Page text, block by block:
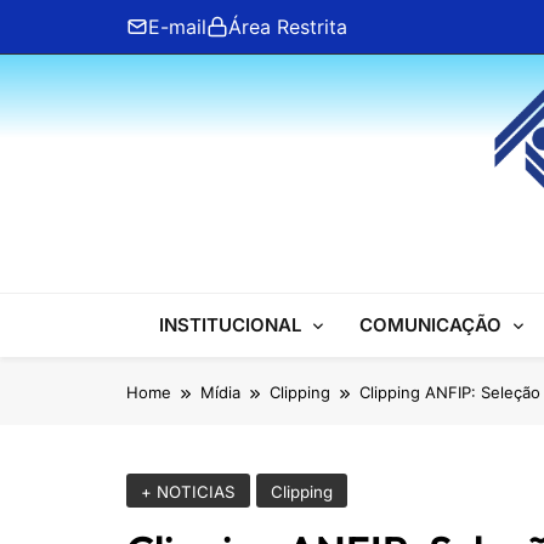
content
E-mail Área Restrita
ANFIP Nacional
INSTITUCIONAL COMUNICAÇÃO
Home Mídia Clipping Clipping ANFIP:
+ NOTICIAS Clipping